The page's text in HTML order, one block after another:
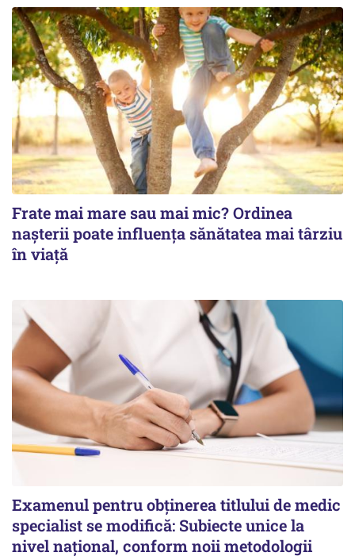
Frate mai mare sau mai mic? Ordinea
nașterii poate influența sănătatea mai târziu
în viață
Examenul pentru obținerea titlului de medic
specialist se modifică: Subiecte unice la
nivel național, conform noii metodologii